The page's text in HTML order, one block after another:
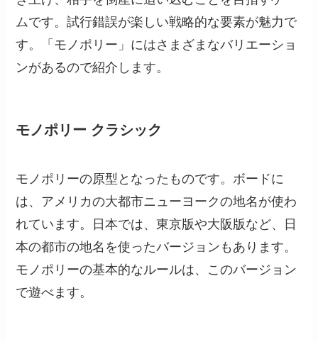
ムです。試行錯誤が楽しい戦略的な要素が魅力で
す。「モノポリー」にはさまざまなバリエーショ
ンがあるので紹介します。
モノポリー クラシック
モノポリーの原型となったものです。ボードに
は、アメリカの大都市ニューヨークの地名が使わ
れています。日本では、東京版や大阪版など、日
本の都市の地名を使ったバージョンもあります。
モノポリーの基本的なルールは、このバージョン
で遊べます。